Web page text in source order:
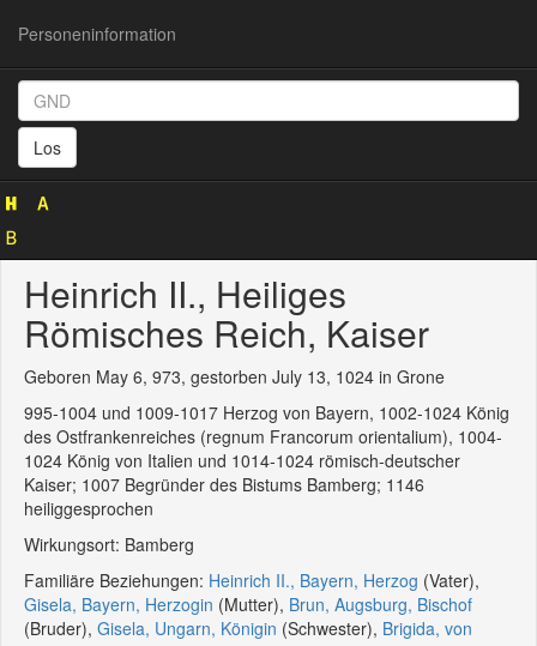
Personeninformation
Los
Personeninformation
118548255)
Heinrich II., Heiliges
Römisches Reich, Kaiser
Geboren May 6, 973, gestorben July 13, 1024 in Grone
995-1004 und 1009-1017 Herzog von Bayern, 1002-1024 König
des Ostfrankenreiches (regnum Francorum orientalium), 1004-
1024 König von Italien und 1014-1024 römisch-deutscher
Kaiser; 1007 Begründer des Bistums Bamberg; 1146
heiliggesprochen
Wirkungsort: Bamberg
Familiäre Beziehungen: Heinrich II., Bayern, Herzog (Vater),
Gisela, Bayern, Herzogin (Mutter), Brun, Augsburg, Bischof
(Bruder), Gisela, Ungarn, Königin (Schwester), Brigida, von